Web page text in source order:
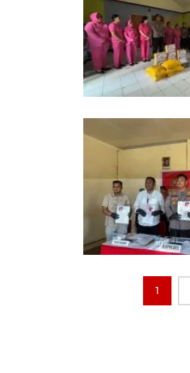
1